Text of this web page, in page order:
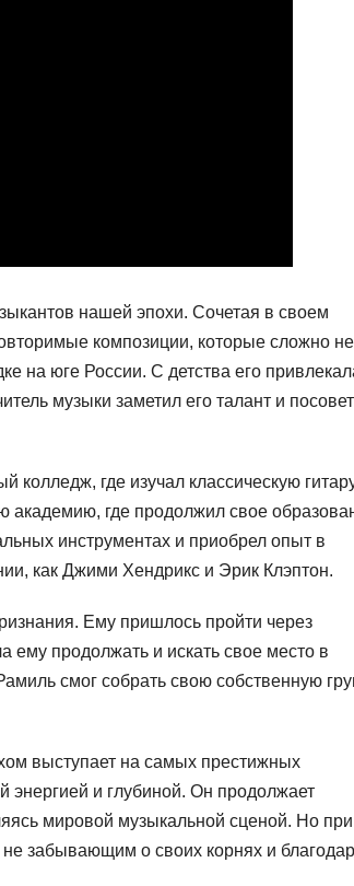
нашей эпохи. Сочетая в своем
композиции, которые сложно не
на юге России. С детства его
музыки заметил его талант и
где изучал классическую
академию, где продолжил свое
инструментах и приобрел опыт в
как Джими Хендрикс и Эрик Клэптон.
Ему пришлось пройти через
ему продолжать и искать свое место в
смог собрать свою собственную
выступает на самых престижных
энергией и глубиной. Он продолжает
мировой музыкальной сценой. Но при
забывающим о своих корнях и